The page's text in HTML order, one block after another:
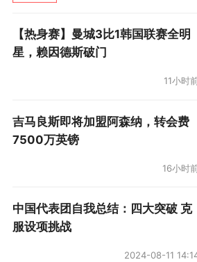
【热身赛】曼城3比1韩国联赛全明
星，赖因德斯破门
11小时
吉马良斯即将加盟阿森纳，转会费
7500万英镑
16小时
中国代表团自我总结：四大突破 克
服设项挑战
2024-08-11